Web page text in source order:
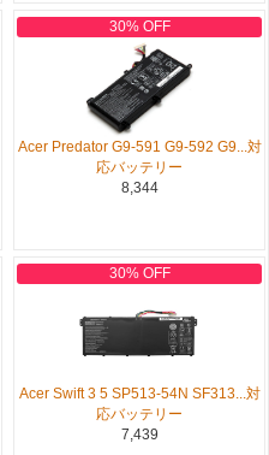
30% OFF
Acer Predator G9-591 G9-592 G9...対
応バッテリー
8,344
30% OFF
Acer Swift 3 5 SP513-54N SF313...対
応バッテリー
7,439